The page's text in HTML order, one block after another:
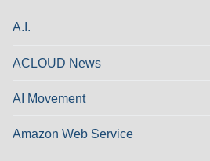
A.I.
ACLOUD News
AI Movement
Amazon Web Service